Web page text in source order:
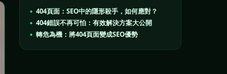
404頁面：SEO中的隱形殺手，如何應對？
404錯誤不再可怕：有效解決方案大公開
轉危為機：將404頁面變成SEO優勢